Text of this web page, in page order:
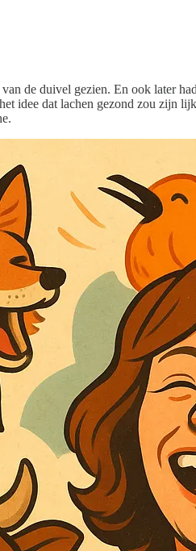
de duivel gezien. En ook later
idee dat lachen gezond zou zijn